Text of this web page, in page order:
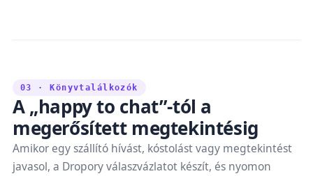
03 · Könyvtalálkozók
A „happy to chat”-tól a
megerősített megtekintésig
Amikor egy szállító hívást, kóstolást vagy megtekintést
javasol, a Dropory válaszvázlatot készít, és nyomon